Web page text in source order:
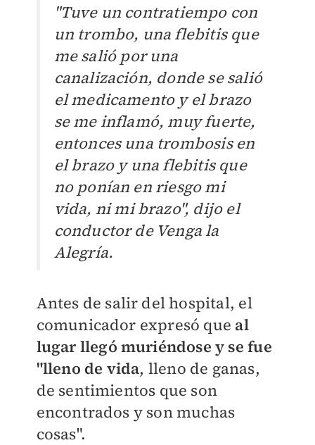
"Tuve un contratiempo con
un trombo, una flebitis que
me salió por una
canalización, donde se salió
el medicamento y el brazo
se me inflamó, muy fuerte,
entonces una trombosis en
el brazo y una flebitis que
no ponían en riesgo mi
vida, ni mi brazo", dijo el
conductor de Venga la
Alegría.
Antes de salir del hospital, el
comunicador expresó que al
lugar llegó muriéndose y se fue
"lleno de vida, lleno de ganas,
de sentimientos que son
encontrados y son muchas
cosas".